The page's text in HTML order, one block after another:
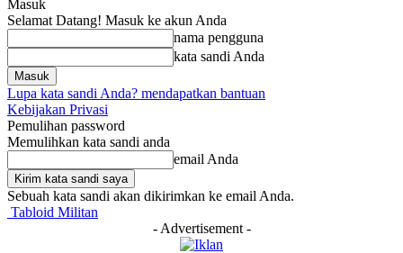
Masuk
Selamat Datang! Masuk ke akun Anda
nama pengguna
kata sandi Anda
Lupa kata sandi Anda? mendapatkan bantuan
Kebijakan Privasi
Pemulihan password
Memulihkan kata sandi anda
email Anda
Sebuah kata sandi akan dikirimkan ke email Anda.
Tabloid Militan
- Advertisement -